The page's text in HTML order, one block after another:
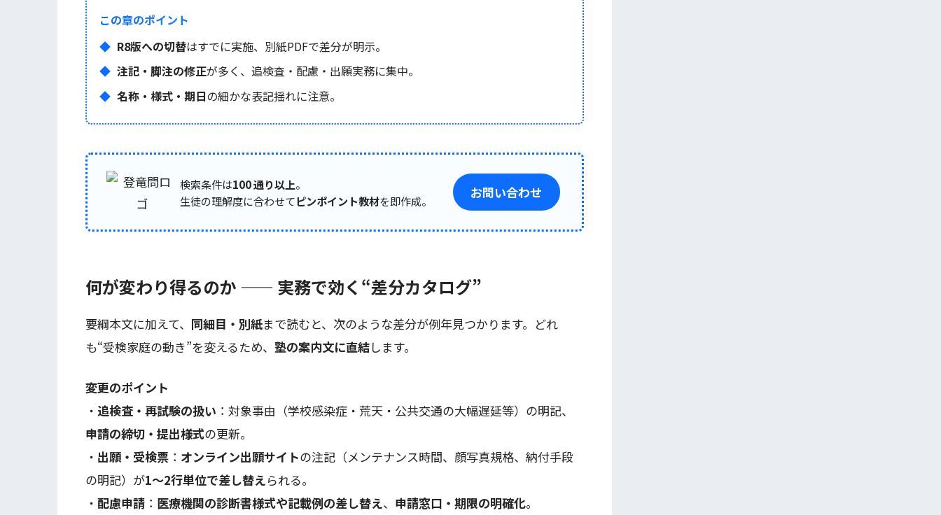
この章のポイント
R8版への切替はすでに実施、別紙PDFで差分が明示。
注記・脚注の修正が多く、追検査・配慮・出願実務に集中。
名称・様式・期日の細かな表記揺れに注意。
検索条件は100 通り以上。
生徒の理解度に合わせてピンポイント教材を即作成。 お問い合わせ
何が変わり得るのか —— 実務で効く“差分カタログ”
要綱本文に加えて、 同細目・別紙まで読むと、次のような差分が例年見つかります。どれ
も“受検家庭の動き”を変えるため、 塾の案内文に直結します。
変更のポイント
・ 追検査・再試験の扱い ：対象事由（学校感染症・荒天・公共交通の大幅遅延等）の明記、
申請の締切・提出様式の更新。
・ 出願・受検票 ： オンライン出願サイトの注記（メンテナンス時間、顔写真規格、納付手段
の明記）が1～2行単位で差し替えられる。
・ 配慮申請 ： 医療機関の診断書様式や記載例の差し替え、 申請窓口・期限の明確化。